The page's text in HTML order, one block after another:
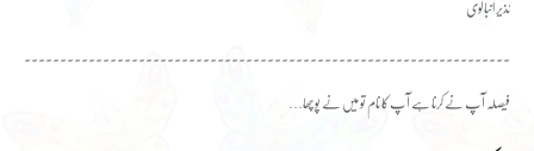
نذیر انبالوی
فیصلہ آپ نے کرنا ہے آپ کا نام تو میں نے پوچھا…